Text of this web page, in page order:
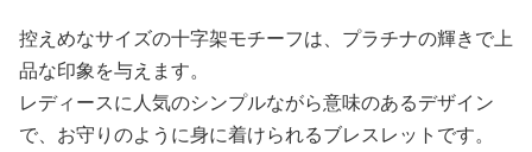
控えめなサイズの十字架モチーフは、プラチナの輝きで上
品な印象を与えます。
レディースに人気のシンプルながら意味のあるデザイン
で、お守りのように身に着けられるブレスレットです。